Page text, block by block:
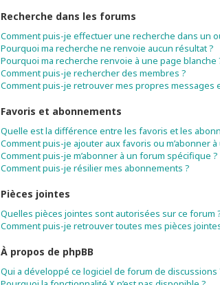
Recherche dans les forums
Comment puis-je effectuer une recherche dans un
Pourquoi ma recherche ne renvoie aucun résultat ?
Pourquoi ma recherche renvoie à une page blanche
Comment puis-je rechercher des membres ?
Comment puis-je retrouver mes propres messages
Favoris et abonnements
Quelle est la différence entre les favoris et les
Comment puis-je ajouter aux favoris ou m’abonner
Comment puis-je m’abonner à un forum spécifique ?
Comment puis-je résilier mes abonnements ?
Pièces jointes
Quelles pièces jointes sont autorisées sur ce forum
Comment puis-je retrouver toutes mes pièces
À propos de phpBB
Qui a développé ce logiciel de forum de discussions